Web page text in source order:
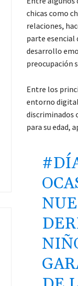
chicas como
relaciones,
parte esencial
desarrollo
preocupación
Entre los
entorno
discriminados
para su edad,